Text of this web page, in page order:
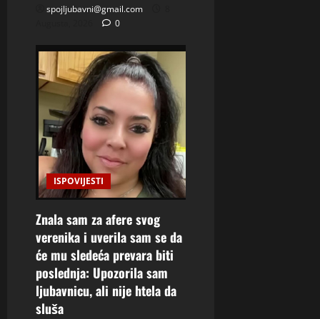
spojljubavni@gmail.com
0
ISPOVIJESTI
Znala sam za afere svog
verenika i uverila sam se da
će mu sledeća prevara biti
poslednja: Upozorila sam
ljubavnicu, ali nije htela da
sluša